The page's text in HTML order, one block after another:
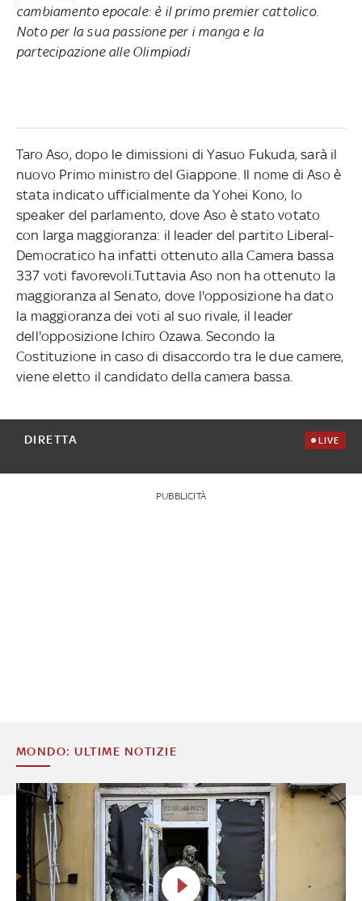
cambiamento epocale: è il primo premier cattolico.
Noto per la sua passione per i manga e la
partecipazione alle Olimpiadi
Taro Aso, dopo le dimissioni di Yasuo Fukuda, sarà il
nuovo Primo ministro del Giappone. Il nome di Aso è
stata indicato ufficialmente da Yohei Kono, lo
speaker del parlamento, dove Aso è stato votato
con larga maggioranza: il leader del partito Liberal-
Democratico ha infatti ottenuto alla Camera bassa
337 voti favorevoli.Tuttavia Aso non ha ottenuto la
maggioranza al Senato, dove l'opposizione ha dato
la maggioranza dei voti al suo rivale, il leader
dell'opposizione Ichiro Ozawa. Secondo la
Costituzione in caso di disaccordo tra le due camere,
viene eletto il candidato della camera bassa.
DIRETTA LIVE
PUBBLICITÀ
MONDO: ULTIME NOTIZIE